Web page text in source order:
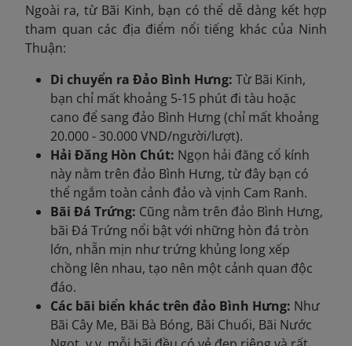
Ngoài ra, từ Bãi Kinh, bạn có thể dễ dàng kết hợp
tham quan các địa điểm nổi tiếng khác của Ninh
Thuận:
Di chuyển ra Đảo Bình Hưng: Từ Bãi Kinh,
bạn chỉ mất khoảng 5-15 phút đi tàu hoặc
cano để sang đảo Bình Hưng (chỉ mất khoảng
20.000 - 30.000 VND/người/lượt).
Hải Đăng Hòn Chút: Ngọn hải đăng cổ kính
này nằm trên đảo Bình Hưng, từ đây bạn có
thể ngắm toàn cảnh đảo và vịnh Cam Ranh.
Bãi Đá Trứng: Cũng nằm trên đảo Bình Hưng,
bãi Đá Trứng nổi bật với những hòn đá tròn
lớn, nhẵn mịn như trứng khủng long xếp
chồng lên nhau, tạo nên một cảnh quan độc
đáo.
Các bãi biển khác trên đảo Bình Hưng: Như
Bãi Cây Me, Bãi Bà Bóng, Bãi Chuối, Bãi Nước